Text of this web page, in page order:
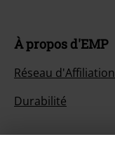
À propos d'EMP
Réseau d'Affiliation
Durabilité